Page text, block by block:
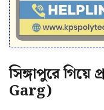
সিঙ্গাপুরে
Garg)